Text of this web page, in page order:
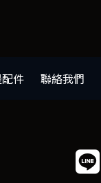
件 聯絡我們